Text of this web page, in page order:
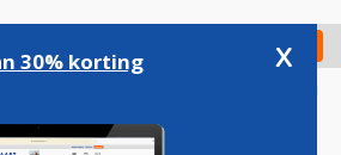
Check in
30% korting x